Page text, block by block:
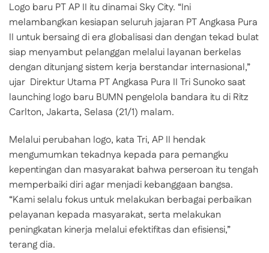
Logo baru PT AP II itu dinamai Sky City. “Ini
melambangkan kesiapan seluruh jajaran PT Angkasa Pura
II untuk bersaing di era globalisasi dan dengan tekad bulat
siap menyambut pelanggan melalui layanan berkelas
dengan ditunjang sistem kerja berstandar internasional,”
ujar Direktur Utama PT Angkasa Pura II Tri Sunoko saat
launching logo baru BUMN pengelola bandara itu di Ritz
Carlton, Jakarta, Selasa (21/1) malam.
Melalui perubahan logo, kata Tri, AP II hendak
mengumumkan tekadnya kepada para pemangku
kepentingan dan masyarakat bahwa perseroan itu tengah
memperbaiki diri agar menjadi kebanggaan bangsa.
“Kami selalu fokus untuk melakukan berbagai perbaikan
pelayanan kepada masyarakat, serta melakukan
peningkatan kinerja melalui efektifitas dan efisiensi,”
terang dia.